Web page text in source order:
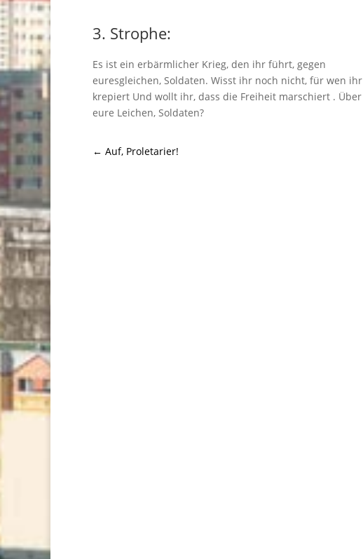
3. Strophe:
Es ist ein erbärmlicher Krieg, den ihr führt, gegen
euresgleichen, Soldaten. Wisst ihr noch nicht, für wen ihr
krepiert Und wollt ihr, dass die Freiheit marschiert . Über
eure Leichen, Soldaten?
← Auf, Proletarier!